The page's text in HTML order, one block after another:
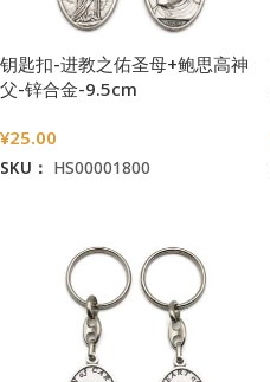
钥匙扣-进教之佑圣母+鲍思高神
父-锌合金-9.5cm
¥25.00
SKU： HS00001800